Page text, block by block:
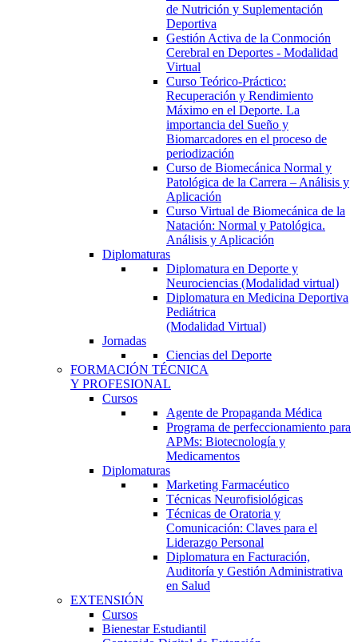
de Nutrición y Suplementación
Deportiva
Gestión Activa de la Conmoción
Cerebral en Deportes - Modalidad
Virtual
Curso Teórico-Práctico:
Recuperación y Rendimiento
Máximo en el Deporte. La
importancia del Sueño y
Biomarcadores en el proceso de
periodización
Curso de Biomecánica Normal y
Patológica de la Carrera – Análisis y
Aplicación
Curso Virtual de Biomecánica de la
Natación: Normal y Patológica.
Análisis y Aplicación
Diplomaturas
Diplomatura en Deporte y
Neurociencias (Modalidad virtual)
Diplomatura en Medicina Deportiva
Pediátrica
(Modalidad Virtual)
Jornadas
Ciencias del Deporte
FORMACIÓN TÉCNICA
Y PROFESIONAL
Cursos
Agente de Propaganda Médica
Programa de perfeccionamiento para
APMs: Biotecnología y
Medicamentos
Diplomaturas
Marketing Farmacéutico
Técnicas Neurofisiológicas
Técnicas de Oratoria y
Comunicación: Claves para el
Liderazgo Personal
Diplomatura en Facturación,
Auditoría y Gestión Administrativa
en Salud
EXTENSIÓN
Cursos
Bienestar Estudiantil